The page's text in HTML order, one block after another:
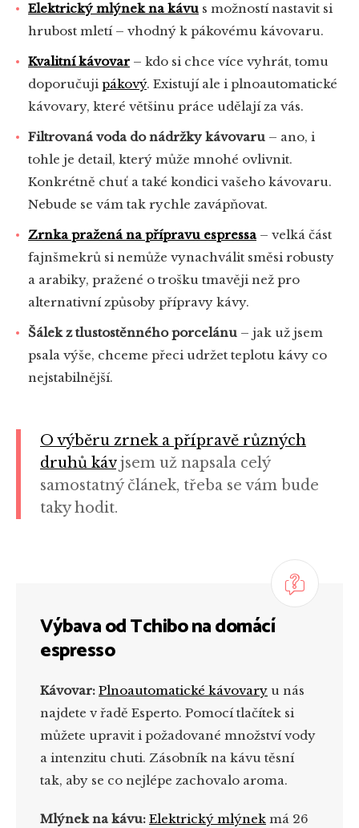
Elektrický mlýnek na kávu s možností nastavit si
hrubost mletí – vhodný k pákovému kávovaru.
Kvalitní kávovar – kdo si chce více vyhrát, tomu
doporučuji pákový. Existují ale i plnoautomatické
kávovary, které většinu práce udělají za vás.
Filtrovaná voda do nádržky kávovaru – ano, i
tohle je detail, který může mnohé ovlivnit.
Konkrétně chuť a také kondici vašeho kávovaru.
Nebude se vám tak rychle zavápňovat.
Zrnka pražená na přípravu espressa – velká část
fajnšmekrů si nemůže vynachválit směsi robusty
a arabiky, pražené o trošku tmavěji než pro
alternativní způsoby přípravy kávy.
Šálek z tlustostěnného porcelánu – jak už jsem
psala výše, chceme přeci udržet teplotu kávy co
nejstabilnější.
O výběru zrnek a přípravě různých
druhů kávjsem už napsala celý
samostatný článek, třeba se vám bude
taky hodit.
Výbava od Tchibo na domácí
espresso
Kávovar: Plnoautomatické kávovary u nás
najdete v řadě Esperto. Pomocí tlačítek si
můžete upravit i požadované množství vody
a intenzitu chuti. Zásobník na kávu těsní
tak, aby se co nejlépe zachovalo aroma.
Mlýnek na kávu: Elektrický mlýnek má 26